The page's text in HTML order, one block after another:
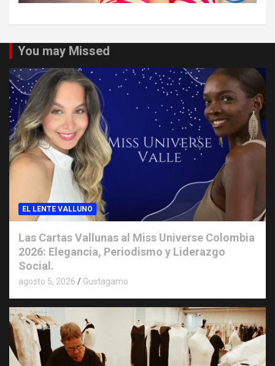
You may Missed
EL LENTE VALLUNO
Las Cartas Vallunas al Miss Universe Colombia
2026: Elegancia, Periodismo y Liderazgo
Social.
agosto 5, 2026 Gustagamo